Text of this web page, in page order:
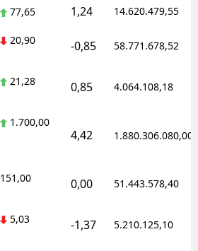
77,65 1,24 14.620.479,55
20,90 -0,85 58.771.678,52
21,28 0,85 4.064.108,18
1.700,00
4,42 1.880.306.080,00
151,00 0,00 51.443.578,40
5,03 -1,37 5.210.125,10